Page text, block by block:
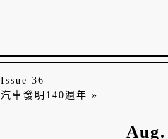
Issue 36
汽車發明140週年 »
Aug.